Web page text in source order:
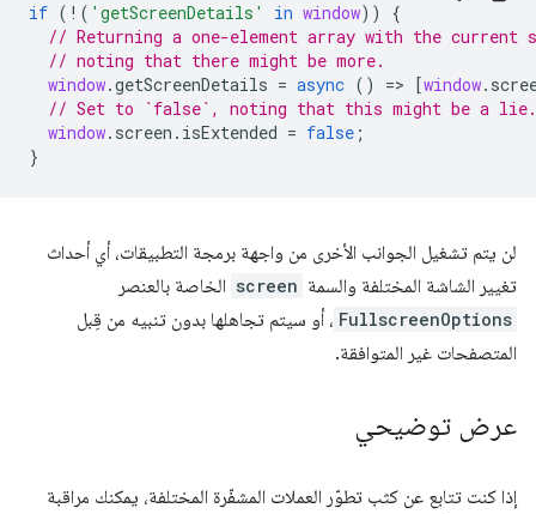
if ( ! ( 'getScreenDetails' in window))
{
// Returning a one-element array with the current
// noting that there might be more.
window.getScreenDetails = async () => [window.
// Set to `false`, noting that this might be a lie.
window. screen . isExtended = false ;
}
لن يتم تشغيل الجوانب الأخرى من واجهة برمجة التطبيقات، أي أحداث
تغيير الشاشة المختلفة والسمة screen الخاصة بالعنصر
FullscreenOptions ، أو سيتم تجاهلها بدون تنبيه من قِبل
المتصفحات غير المتوافقة.
عرض توضيحي
إذا كنت تتابع عن كثب تطوّر العملات المشفّرة المختلفة، يمكنك مراقبة